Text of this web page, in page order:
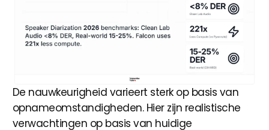
De nauwkeurigheid varieert sterk op basis van
opnameomstandigheden. Hier zijn realistische
verwachtingen op basis van huidige